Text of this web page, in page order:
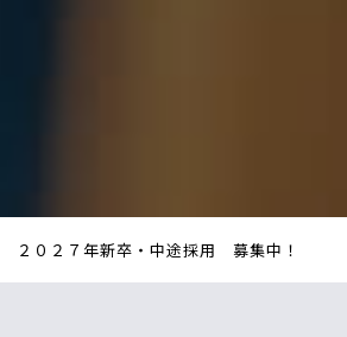
２０２７年新卒・中途採用 募集中！